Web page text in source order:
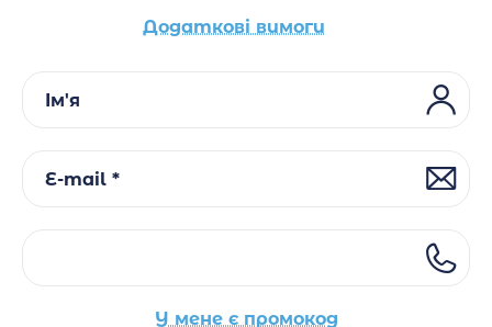
Додаткові вимоги
Ім'я
E-mail *
У мене є промокод